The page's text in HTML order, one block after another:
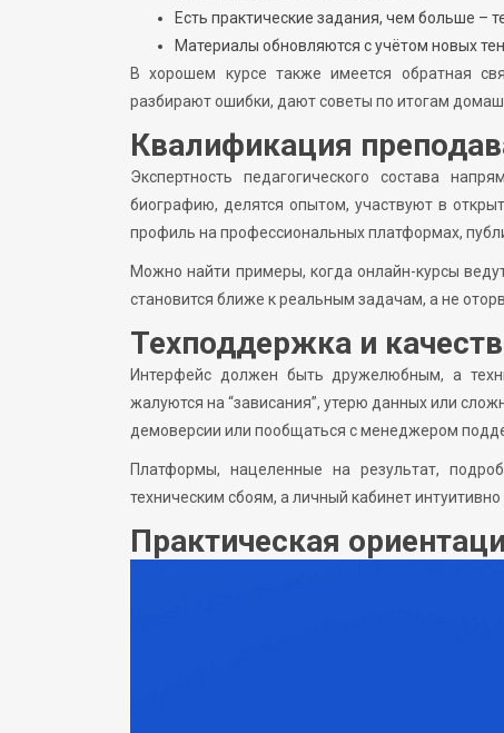
Есть практические задания, чем больше –
Материалы обновляются с учётом новых
В хорошем курсе также имеется обратная
разбирают ошибки, дают советы по итогам
Квалификация
Экспертность педагогического состава
биографию, делятся опытом, участвуют в
профиль на профессиональных платформах,
Можно найти примеры, когда онлайн-курсы
становится ближе к реальным задачам, а не
Техподдержка и
Интерфейс должен быть дружелюбным, а
жалуются на “зависания”, утерю данных или
демоверсии или пообщаться с менеджером
Платформы, нацеленные на результат,
техническим сбоям, а личный кабинет
Практическая